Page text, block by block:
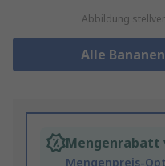
Abbildung
Alle
Mengenrabatt
Mengenpreis-